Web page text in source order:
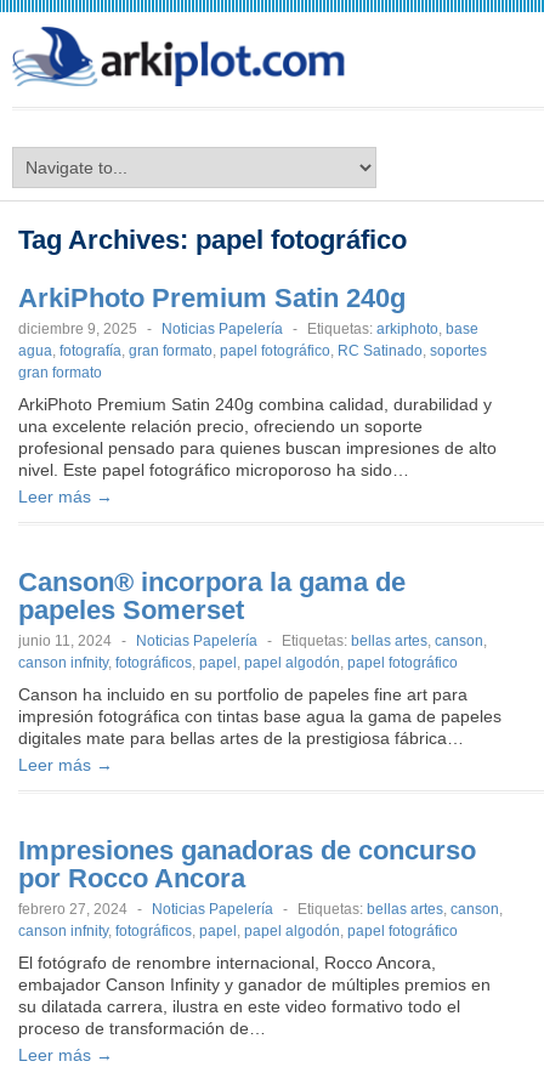
Tag Archives: papel fotográfico
ArkiPhoto Premium Satin 240g
diciembre 9, 2025 - Noticias Papelería - Etiquetas: arkiphoto, base
agua, fotografía, gran formato, papel fotográfico, RC Satinado, soportes
gran formato
ArkiPhoto Premium Satin 240g combina calidad, durabilidad y
una excelente relación precio, ofreciendo un soporte
profesional pensado para quienes buscan impresiones de alto
nivel. Este papel fotográfico microporoso ha sido…
Leer más →
Canson® incorpora la gama de
papeles Somerset
junio 11, 2024 - Noticias Papelería - Etiquetas: bellas artes, canson,
canson infnity, fotográficos, papel , papel algodón, papel fotográfico
Canson ha incluido en su portfolio de papeles fine art para
impresión fotográfica con tintas base agua la gama de papeles
digitales mate para bellas artes de la prestigiosa fábrica…
Leer más →
Impresiones ganadoras de concurso
por Rocco Ancora
febrero 27, 2024 - Noticias Papelería - Etiquetas: bellas artes, canson,
canson infnity, fotográficos, papel , papel algodón, papel fotográfico
El fotógrafo de renombre internacional, Rocco Ancora,
embajador Canson Infinity y ganador de múltiples premios en
su dilatada carrera, ilustra en este video formativo todo el
proceso de transformación de…
Leer más →